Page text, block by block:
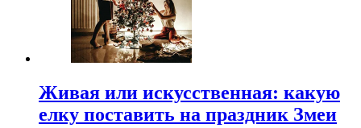
Живая или искусственная: какую
елку поставить на праздник Змеи